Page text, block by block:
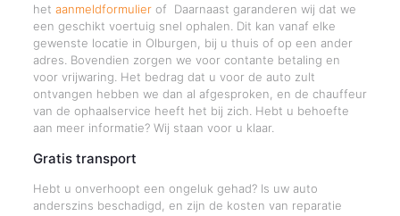
het aanmeldformulierof Daarnaast garanderen wij dat we
een geschikt voertuig snel ophalen. Dit kan vanaf elke
gewenste locatie in Olburgen, bij u thuis of op een ander
adres. Bovendien zorgen we voor contante betaling en
voor vrijwaring. Het bedrag dat u voor de auto zult
ontvangen hebben we dan al afgesproken, en de chauffeur
van de ophaalservice heeft het bij zich. Hebt u behoefte
aan meer informatie? Wij staan voor u klaar.
Gratis transport
Hebt u onverhoopt een ongeluk gehad? Is uw auto
anderszins beschadigd, en zijn de kosten van reparatie